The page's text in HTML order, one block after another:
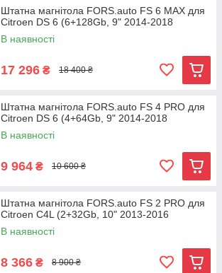
Штатна магнітола FORS.auto FS 6 MAX для
Citroen DS 6 (6+128Gb, 9" 2014-2018
В наявності
17 296 ₴ 18 400 ₴
Штатна магнітола FORS.auto FS 4 PRO для
Citroen DS 6 (4+64Gb, 9" 2014-2018
В наявності
9 964 ₴ 10 600 ₴
Штатна магнітола FORS.auto FS 2 PRO для
Citroen C4L (2+32Gb, 10" 2013-2016
В наявності
8 366 ₴ 8 900 ₴